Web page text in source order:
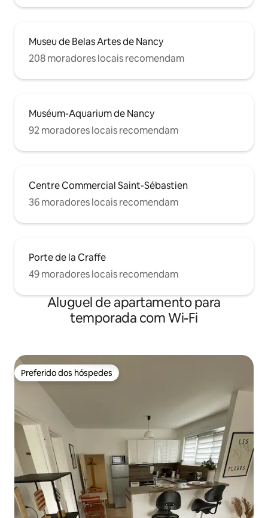
Museu de Belas Artes de Nancy
208 moradores locais recomendam
Muséum-Aquarium de Nancy
92 moradores locais recomendam
Centre Commercial Saint-Sébastien
36 moradores locais recomendam
Porte de la Craffe
49 moradores locais recomendam
Aluguel de apartamento para
temporada com Wi-Fi
Preferido dos hóspedes
Preferido dos hóspedes